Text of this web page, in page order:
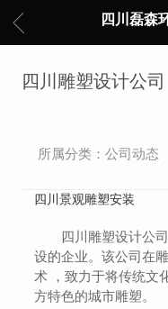
四川磊森
四川雕塑设计公
所属分类：公司动
四川景观雕塑安装
四川雕塑设计公
设的企业。该公司在
术 ，致力于将传统文
方特色的城市雕塑。